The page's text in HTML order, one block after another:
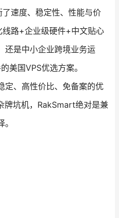
了速度、稳定性、性能与价
路+企业级硬件+中文贴心
还是中小企业跨境业务运
美国VPS优选方案。
定、高性价比、免备案的优
牌坑机，RakSmart绝对是兼